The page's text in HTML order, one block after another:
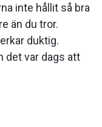
inte hållit så bra
än du tror.
duktig.
det var dags att